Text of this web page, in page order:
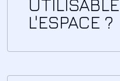
L'ESPACE ?